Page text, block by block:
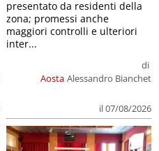
Aosta
di
Alessandro Bianchet
il 07/08/2026
presentato da residenti della
zona; promessi anche
maggiori controlli e ulteriori
inter...